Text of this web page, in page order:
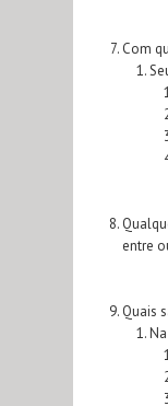
Com
entre
Quais